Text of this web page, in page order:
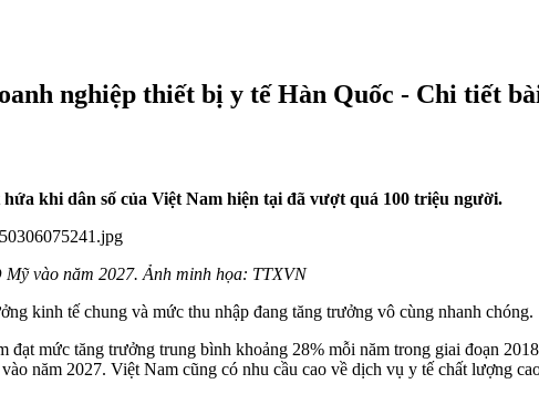
nghiệp thiết bị y tế Hàn Quốc - Chi tiết
khi dân số của Việt Nam hiện tại đã vượt quá 100 triệu người.
vào năm 2027. Ảnh minh họa: TTXVN
kinh tế chung và mức thu nhập đang tăng trưởng vô cùng nhanh chóng.
mức tăng trưởng trung bình khoảng 28% mỗi năm trong giai đoạn
năm 2027. Việt Nam cũng có nhu cầu cao về dịch vụ y tế chất lượng